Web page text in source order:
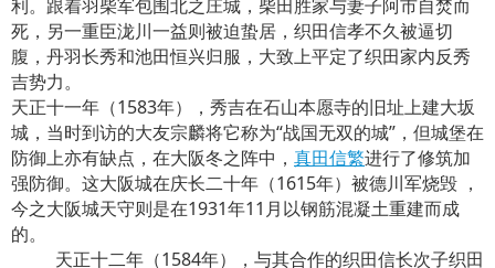
利。跟着羽柴军包围北之庄城，柴田胜家与妻子阿市自焚而
死，另一重臣泷川一益则被迫蛰居，织田信孝不久被逼切
腹，丹羽长秀和池田恒兴归服，大致上平定了织田家内反秀
吉势力。
天正十一年（1583年），秀吉在石山本愿寺的旧址上建大坂
城，当时到访的大友宗麟将它称为“战国无双的城”，但城堡在
防御上亦有缺点，在大阪冬之阵中， 真田信繁进行了修筑加
强防御。这大阪城在庆长二十年（1615年）被德川军烧毁 ，
今之大阪城天守则是在1931年11月以钢筋混凝土重建而成
的。
天正十二年（1584年），与其合作的织田信长次子织田